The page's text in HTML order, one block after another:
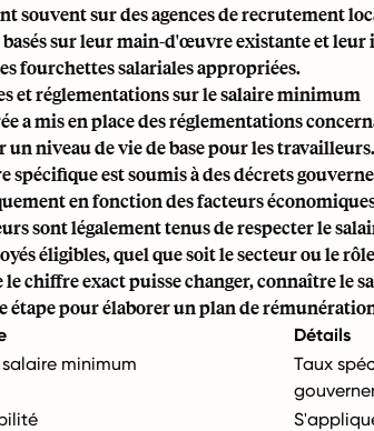
souvent sur des agences de recrutement
sur leur main-d'œuvre existante et
fourchettes salariales appropriées.
et réglementations sur le salaire minimum
a mis en place des réglementations
un niveau de vie de base pour les
spécifique est soumis à des décrets
en fonction des facteurs
sont légalement tenus de respecter le
éligibles, quel que soit le secteur ou le
le chiffre exact puisse changer, connaître le
étape pour élaborer un plan de
Détails
minimum
Taux